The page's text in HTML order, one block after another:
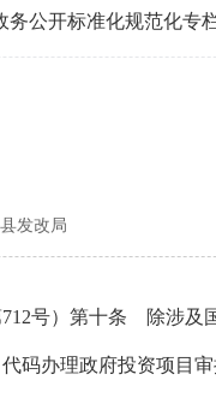
务公开标准化规范化专
发改局
号）第十条 除涉及
码办理政府投资项目